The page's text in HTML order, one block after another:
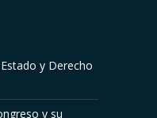
y Derecho
y su